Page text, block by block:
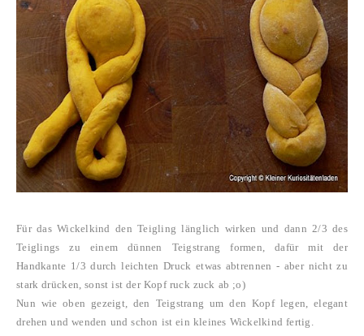
Für das Wickelkind den Teigling länglich wirken und dann 2/3 des
Teiglings zu einem dünnen Teigstrang formen, dafür mit der
Handkante 1/3 durch leichten Druck etwas abtrennen - aber nicht zu
stark drücken, sonst ist der Kopf ruck zuck ab ;o)
Nun wie oben gezeigt, den Teigstrang um den Kopf legen, elegant
drehen und wenden und schon ist ein kleines Wickelkind fertig.